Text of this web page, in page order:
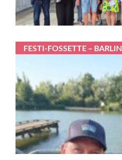
FESTI-FOSSETTE – BARLIN